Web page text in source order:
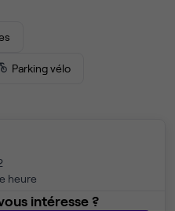
Parking vélo
heure
intéresse ?